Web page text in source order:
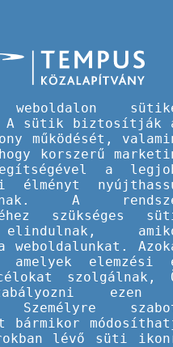
Hallgatói ösztöndíjak Pályázó
utáni Erasmus+
A sütik biztosítják
működését,
korszerű
a
élményt
A
szükséges
weboldalunkat.
elemzési
szolgálnak,
ezen
lévő süti